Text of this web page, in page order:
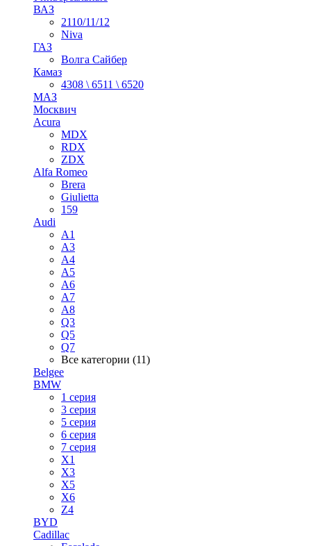
ВАЗ
2110/11/12
Niva
ГАЗ
Волга Сайбер
Камаз
4308 \ 6511 \ 6520
МАЗ
Москвич
Acura
MDX
RDX
ZDX
Alfa Romeo
Brera
Giulietta
159
Audi
A1
A3
A4
A5
A6
A7
A8
Q3
Q5
Q7
Все категории (11)
Belgee
BMW
1 серия
3 серия
5 серия
6 серия
7 серия
X1
X3
X5
X6
Z4
BYD
Cadillac